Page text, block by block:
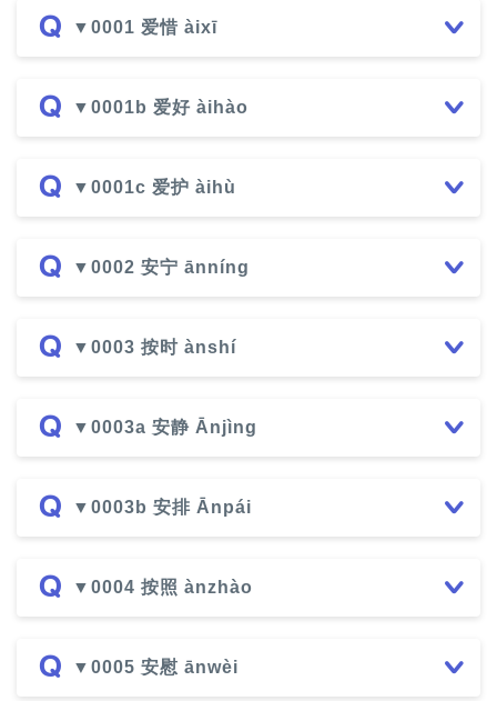
▼0001 爱惜 àixī
▼0001b 爱好 àihào
▼0001c 爱护 àihù
▼0002 安宁 ānníng
▼0003 按时 ànshí
▼0003a 安静 Ānjìng
▼0003b 安排 Ānpái
▼0004 按照 ànzhào
▼0005 安慰 ānwèi